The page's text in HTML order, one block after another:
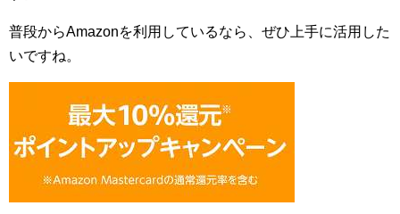
普段からAmazonを利用しているなら、ぜひ上手に活用した
いですね。